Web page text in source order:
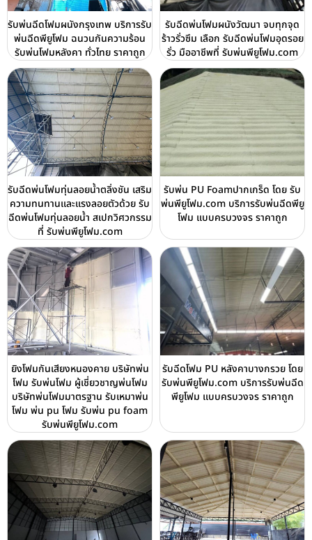
รับพ่นฉีดโฟมผนังกรุงเทพ บริการรับ
พ่นฉีดพียูโฟม ฉนวนกันความร้อน
รับพ่นโฟมหลังคา ทั่วไทย ราคาถูก
รับฉีดพ่นโฟมผนังวัฒนา จบทุกจุด
ร้าวรั่วซึม เลือก รับฉีดพ่นโฟมอุดรอย
รั่ว มืออาชีพที่ รับพ่นพียูโฟม.com
รับฉีดพ่นโฟมทุ่นลอยน้ำตลิ่งชัน เสริม
ความทนทานและแรงลอยตัวด้วย รับ
ฉีดพ่นโฟมทุ่นลอยน้ำ สเปกวิศวกรรม
ที่ รับพ่นพียูโฟม.com
รับพ่น PU Foamปากเกร็ด โดย รับ
พ่นพียูโฟม.com บริการรับพ่นฉีดพียู
โฟม แบบครบวงจร ราคาถูก
ยิงโฟมกันเสียงหนองคาย บริษัทพ่น
โฟม รับพ่นโฟม ผู้เชี่ยวชาญพ่นโฟม
บริษัทพ่นโฟมมาตรฐาน รับเหมาพ่น
โฟม พ่น pu โฟม รับพ่น pu foam
รับพ่นพียูโฟม.com
รับฉีดโฟม PU หลังคาบางกรวย โดย
รับพ่นพียูโฟม.com บริการรับพ่นฉีด
พียูโฟม แบบครบวงจร ราคาถูก